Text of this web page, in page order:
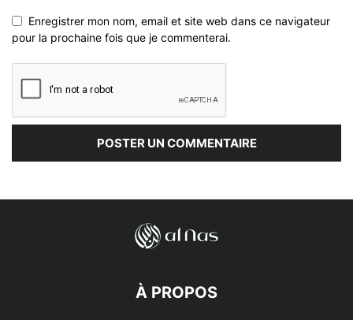
Enregistrer mon nom, email et site web dans ce navigateur
pour la prochaine fois que je commenterai.
À PROPOS